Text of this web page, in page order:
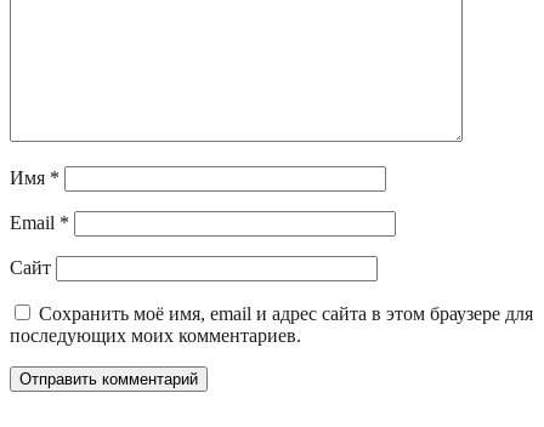
Имя *
Email *
Сайт
Сохранить моё имя, email и адрес сайта в этом браузере для
последующих моих комментариев.